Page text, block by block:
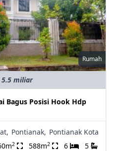
Rumah
5.5 miliar
Bagus Posisi Hook Hdp
Pontianak, Pontianak Kota
2 588m2 6 5